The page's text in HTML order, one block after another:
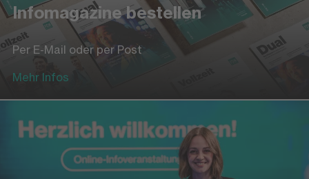
Infomagazine bestellen
Per E-Mail oder per Post
Mehr Infos